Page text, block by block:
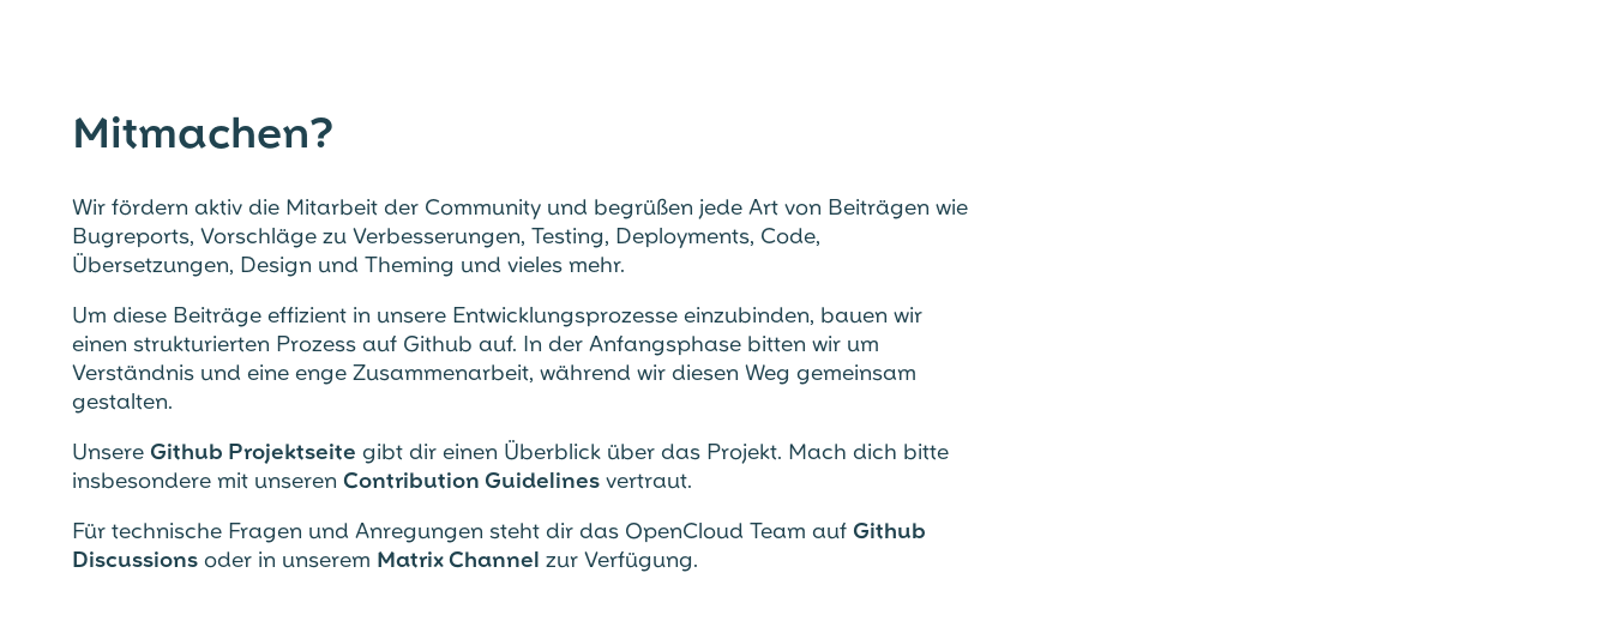
Mitmachen?
Wir fördern aktiv die Mitarbeit der Community und begrüßen jede Art von Beiträgen wie
Bugreports, Vorschläge zu Verbesserungen, Testing, Deployments, Code,
Übersetzungen, Design und Theming und vieles mehr.
Um diese Beiträge effizient in unsere Entwicklungsprozesse einzubinden, bauen wir
einen strukturierten Prozess auf Github auf. In der Anfangsphase bitten wir um
Verständnis und eine enge Zusammenarbeit, während wir diesen Weg gemeinsam
gestalten.
Unsere Github Projektseite gibt dir einen Überblick über das Projekt. Mach dich bitte
insbesondere mit unseren Contribution Guidelines vertraut.
Für technische Fragen und Anregungen steht dir das OpenCloud Team auf Github
Discussions oder in unserem Matrix Channel zur Verfügung.